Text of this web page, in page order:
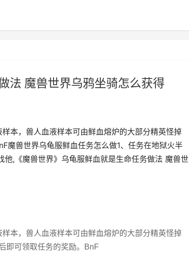
法 魔兽世界乌鸦坐骑怎么获得
本，兽人血液样本可由鲜血熔炉的大部分精英怪掉
魔兽世界乌龟服鲜血任务怎么做1、任务在地狱火半
,《魔兽世界》乌龟服鲜血就是生命任务做法 魔兽世
本，兽人血液样本可由鲜血熔炉的大部分精英怪掉
即可领取任务的奖励。
BnF